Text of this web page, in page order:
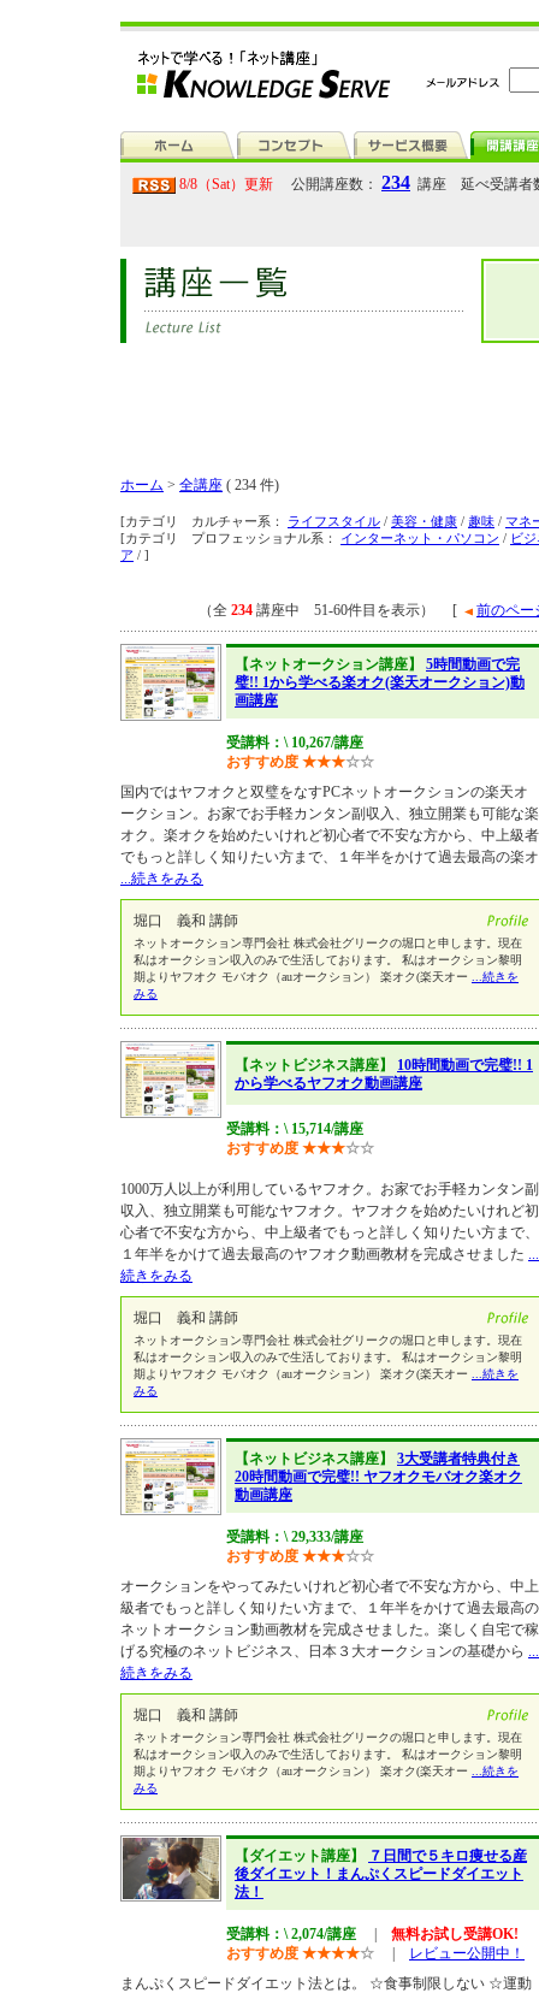
8/8（Sat）更新 公開講座数： 234 講座 延べ受講者
ホーム > 全講座 ( 234 件)
[カテゴリ カルチャー系： ライフスタイル / 美容・健康 / 趣味 / マネ
[カテゴリ プロフェッショナル系： インターネット・パソコン / ビ
ア / ]
（全 234 講座中 51-60件目を表示） [ 前のペー
【ネットオークション講座】 5時間動画で完
璧!! 1から学べる楽オク(楽天オークション)動
画講座
受講料：\ 10,267/講座
おすすめ度 ★★★☆☆
国内ではヤフオクと双璧をなすPCネットオークションの楽天オ
ークション。お家でお手軽カンタン副収入、独立開業も可能な楽
オク。楽オクを始めたいけれど初心者で不安な方から、中上級者
でもっと詳しく知りたい方まで、１年半をかけて過去最高の楽オ
...続きをみる
堀口 義和 講師
ネットオークション専門会社 株式会社グリークの堀口と申します。現在
私はオークション収入のみで生活しております。 私はオークション黎明
期よりヤフオク モバオク（auオークション） 楽オク(楽天オー
...続きを
みる
【ネットビジネス講座】 10時間動画で完璧!! 1
から学べるヤフオク動画講座
受講料：\ 15,714/講座
おすすめ度 ★★★☆☆
1000万人以上が利用しているヤフオク。お家でお手軽カンタン副
収入、独立開業も可能なヤフオク。ヤフオクを始めたいけれど初
心者で不安な方から、中上級者でもっと詳しく知りたい方まで、
１年半をかけて過去最高のヤフオク動画教材を完成させました ...
続きをみる
堀口 義和 講師
ネットオークション専門会社 株式会社グリークの堀口と申します。現在
私はオークション収入のみで生活しております。 私はオークション黎明
期よりヤフオク モバオク（auオークション） 楽オク(楽天オー
...続きを
みる
【ネットビジネス講座】 3大受講者特典付き
20時間動画で完璧!! ヤフオクモバオク楽オク
動画講座
受講料：\ 29,333/講座
おすすめ度 ★★★☆☆
オークションをやってみたいけれど初心者で不安な方から、中上
級者でもっと詳しく知りたい方まで、１年半をかけて過去最高の
ネットオークション動画教材を完成させました。楽しく自宅で稼
げる究極のネットビジネス、日本３大オークションの基礎から ...
続きをみる
堀口 義和 講師
ネットオークション専門会社 株式会社グリークの堀口と申します。現在
私はオークション収入のみで生活しております。 私はオークション黎明
期よりヤフオク モバオク（auオークション） 楽オク(楽天オー
...続きを
みる
【ダイエット講座】
７日間で５キロ痩せる産
後ダイエット！まんぷくスピードダイエット
法！
受講料：\ 2,074/講座
無料お試し受講OK!
おすすめ度 ★★★★☆
レビュー公開中！
まんぷくスピードダイエット法とは。 ☆食事制限しない ☆運動